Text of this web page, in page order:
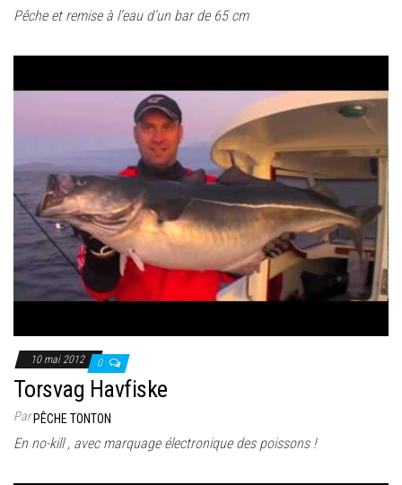
Pêche et remise à l’eau d’un bar de 65 cm
10 mai 2012 0
Torsvag Havfiske
ParPÊCHE TONTON
En no-kill , avec marquage électronique des poissons !